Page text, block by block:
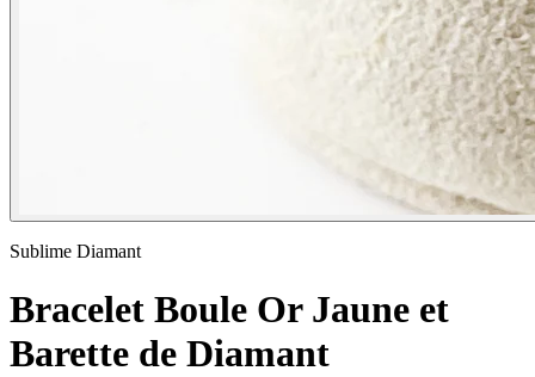
Sublime Diamant
Bracelet Boule Or Jaune et
Barette de Diamant